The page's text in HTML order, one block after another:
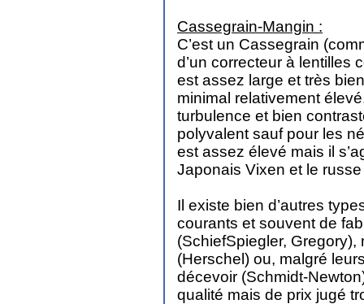
Cassegrain-Mangin :
C’est un Cassegrain
d’un correcteur à lentilles
est assez large et très
minimal relativement
turbulence et bien
polyvalent sauf pour les
est assez élevé mais il
Japonais Vixen et le
Il existe bien d’autres
courants et souvent de
(SchiefSpiegler,
(Herschel) ou, malgré
décevoir (Schmidt-
qualité mais de prix jugé